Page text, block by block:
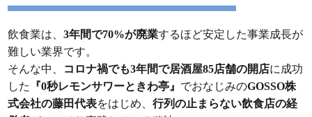
飲食業は、 3年間で70%が廃業するほど安定した事業成長が
難しい業界です。
そんな中、
コロナ禍でも3年間で居酒屋85店舗の開店に成功
した
『0秒レモンサワーときわ亭』 でおなじみのGOSSO株
式会社の藤田代表をはじめ、 行列の止まらない飲食店の経